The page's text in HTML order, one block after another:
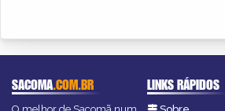
SACOMA.COM.BR LINKS RÁPIDOS